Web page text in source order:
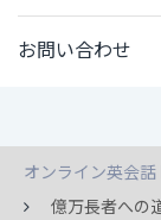
お問い合わせ
オンライン英会
億万長者への